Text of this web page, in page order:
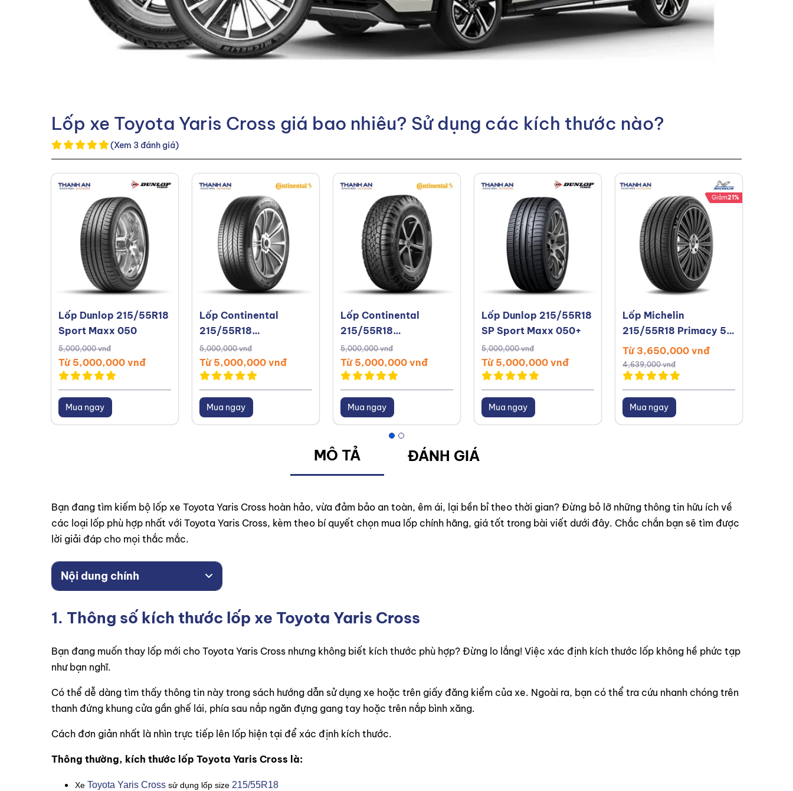
Lốp xe Toyota Yaris Cross giá bao nhiêu? Sử dụng các kích thước nào?
(Xem 3 đánh giá)
Lốp Dunlop 215/55R18
Sport Maxx 050
5,000,000 vnđ
Từ 5,000,000 vnđ
Mua ngay
Lốp Continental
215/55R18
UltraContact UC6
Malaysia/ Thái Lan
5,000,000 vnđ
Từ 5,000,000 vnđ
Mua ngay
Lốp Continental
215/55R18
PremiumContact 2
5,000,000 vnđ
Từ 5,000,000 vnđ
Mua ngay
Lốp Dunlop 215/55R18
SP Sport Maxx 050+
5,000,000 vnđ
Từ 5,000,000 vnđ
Mua ngay
Lốp Michelin
215/55R18 Primacy 5
Thái Lan
Từ 3,650,000 vnđ
4,639,000 vnđ
Giảm21%
Mua ngay
MÔ TẢ ĐÁNH GIÁ
Bạn đang tìm kiếm bộ lốp xe Toyota Yaris Cross hoàn hảo, vừa đảm bảo an toàn, êm ái, lại bền bỉ theo thời gian? Đừng bỏ lỡ những thông tin hữu ích về
các loại lốp phù hợp nhất với Toyota Yaris Cross, kèm theo bí quyết chọn mua lốp chính hãng, giá tốt trong bài viết dưới đây. Chắc chắn bạn sẽ tìm được
lời giải đáp cho mọi thắc mắc.
Nội dung chính
1. Thông số kích thước lốp xe Toyota Yaris Cross
Bạn đang muốn thay lốp mới cho Toyota Yaris Cross nhưng không biết kích thước phù hợp? Đừng lo lắng! Việc xác định kích thước lốp không hề phức tạp
như bạn nghĩ.
Có thể dễ dàng tìm thấy thông tin này trong sách hướng dẫn sử dụng xe hoặc trên giấy đăng kiểm của xe. Ngoài ra, bạn có thể tra cứu nhanh chóng trên
thanh đứng khung cửa gần ghế lái, phía sau nắp ngăn đựng gang tay hoặc trên nắp bình xăng.
Cách đơn giản nhất là nhìn trực tiếp lên lốp hiện tại để xác định kích thước.
Thông thường, kích thước lốp Toyota Yaris Cross là:
Xe Toyota Yaris Cross sử dụng lốp size 215/55R18